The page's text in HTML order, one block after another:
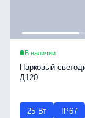
В наличии
Парковый
Д120
25 Вт IP67